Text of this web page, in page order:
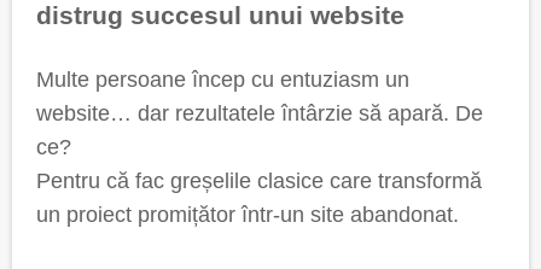
distrug succesul unui website
Multe persoane încep cu entuziasm un
website… dar rezultatele întârzie să apară. De
ce?
Pentru că fac greșelile clasice care transformă
un proiect promițător într-un site abandonat.